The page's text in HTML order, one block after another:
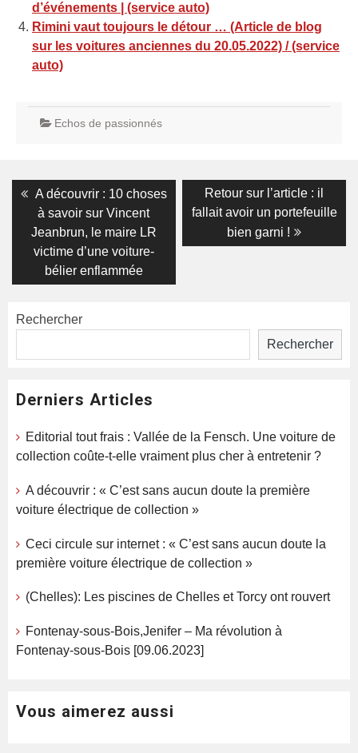
d’événements | (service auto)
Rimini vaut toujours le détour … (Article de blog
sur les voitures anciennes du 20.05.2022) / (service
auto)
Echos de passionnés
Navigation
l’article
Previous
post:
A découvrir : 10 choses
à savoir sur Vincent
Jeanbrun, le maire LR
victime d’une voiture-
bélier enflammée
Next
post:
Retour sur l’article : il
fallait avoir un portefeuille
bien garni !
Rechercher
Rechercher
Derniers Articles
Editorial tout frais : Vallée de la Fensch. Une voiture de
collection coûte-t-elle vraiment plus cher à entretenir ?
A découvrir : « C’est sans aucun doute la première
voiture électrique de collection »
Ceci circule sur internet : « C’est sans aucun doute la
première voiture électrique de collection »
(Chelles): Les piscines de Chelles et Torcy ont rouvert
Fontenay-sous-Bois,Jenifer – Ma révolution à
Fontenay-sous-Bois [09.06.2023]
Vous aimerez aussi